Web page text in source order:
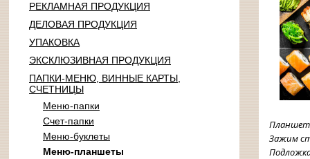
РЕКЛАМНАЯ ПРОДУКЦИЯ
ДЕЛОВАЯ ПРОДУКЦИЯ
УПАКОВКА
ЭКСКЛЮЗИВНАЯ ПРОДУКЦИЯ
ПАПКИ-МЕНЮ, ВИННЫЕ КАРТЫ,
СЧЕТНИЦЫ
Меню-папки
Счет-папки
Меню-буклеты
Меню-планшеты
Зажим